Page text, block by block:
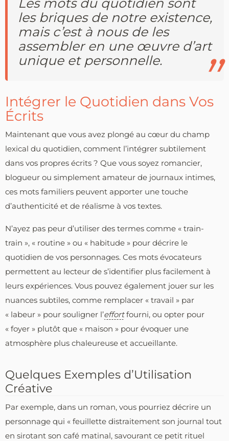
Les mots du quotidien sont
les briques de notre existence,
mais c’est à nous de les
assembler en une œuvre d’art
unique et personnelle.
Intégrer le Quotidien dans Vos
Écrits
Maintenant que vous avez plongé au cœur du champ
lexical du quotidien, comment l’intégrer subtilement
dans vos propres écrits ? Que vous soyez romancier,
blogueur ou simplement amateur de journaux intimes,
ces mots familiers peuvent apporter une touche
d’authenticité et de réalisme à vos textes.
N’ayez pas peur d’utiliser des termes comme « train-
train », « routine » ou « habitude » pour décrire le
quotidien de vos personnages. Ces mots évocateurs
permettent au lecteur de s’identifier plus facilement à
leurs expériences. Vous pouvez également jouer sur les
nuances subtiles, comme remplacer « travail » par
« labeur » pour souligner l’effortfourni, ou opter pour
« foyer » plutôt que « maison » pour évoquer une
atmosphère plus chaleureuse et accueillante.
Quelques Exemples d’Utilisation
Créative
Par exemple, dans un roman, vous pourriez décrire un
personnage qui « feuillette distraitement son journal tout
en sirotant son café matinal, savourant ce petit rituel